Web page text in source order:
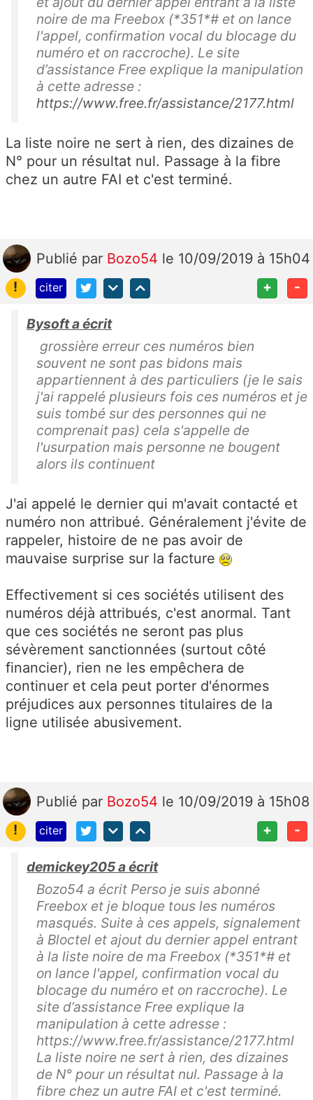
noire de ma Freebox (*351*# et on lance
l'appel, confirmation vocal du blocage du
numéro et on raccroche). Le site
d’assistance Free explique la manipulation
à cette adresse :
https://www.free.fr/assistance/2177.html
La liste noire ne sert à rien, des dizaines de
N° pour un résultat nul. Passage à la fibre
chez un autre FAI et c'est terminé.
Publié par Bozo54 le 10/09/2019 à 15h04
!
citer + -
Bysoft a écrit
grossière erreur ces numéros bien
souvent ne sont pas bidons mais
appartiennent à des particuliers (je le sais
j'ai rappelé plusieurs fois ces numéros et je
suis tombé sur des personnes qui ne
comprenait pas) cela s'appelle de
l'usurpation mais personne ne bougent
alors ils continuent
J'ai appelé le dernier qui m'avait contacté et
numéro non attribué. Généralement j'évite de
rappeler, histoire de ne pas avoir de
mauvaise surprise sur la facture
Effectivement si ces sociétés utilisent des
numéros déjà attribués, c'est anormal. Tant
que ces sociétés ne seront pas plus
sévèrement sanctionnées (surtout côté
financier), rien ne les empêchera de
continuer et cela peut porter d'énormes
préjudices aux personnes titulaires de la
ligne utilisée abusivement.
Publié par Bozo54 le 10/09/2019 à 15h08
!
citer + -
demickey205 a écrit
Bozo54 a écrit Perso je suis abonné
Freebox et je bloque tous les numéros
masqués. Suite à ces appels, signalement
à Bloctel et ajout du dernier appel entrant
à la liste noire de ma Freebox (*351*# et
on lance l'appel, confirmation vocal du
blocage du numéro et on raccroche). Le
site d’assistance Free explique la
manipulation à cette adresse :
https://www.free.fr/assistance/2177.html
La liste noire ne sert à rien, des dizaines
de N° pour un résultat nul. Passage à la
fibre chez un autre FAI et c'est terminé.